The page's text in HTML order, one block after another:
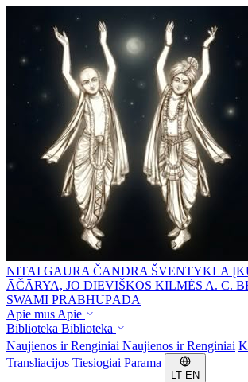
NITAI GAURA ČANDRA ŠVENTYKLA
ĀČĀRYA, JO DIEVIŠKOS KILMĖS A. C.
SWAMI PRABHUPĀDA
Apie mus Apie
Biblioteka Biblioteka
Naujienos ir Renginiai Naujienos ir Renginiai
Transliacijos Tiesiogiai Parama
LT EN